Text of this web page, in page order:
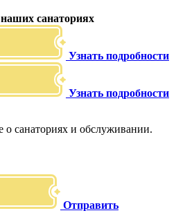
санаториях
Узнать подробности
Узнать подробности
санаториях и обслуживании.
Отправить